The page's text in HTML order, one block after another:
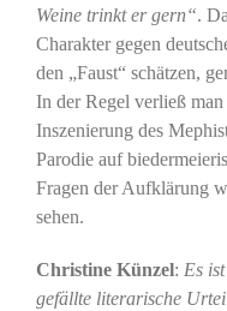
Weine trinkt er gern“.
Charakter gegen
den „Faust“ schätzen,
In der Regel verließ
Inszenierung des
Parodie auf
Fragen der Aufklärung
sehen.
Christine Künzel: Es
gefällte literarische